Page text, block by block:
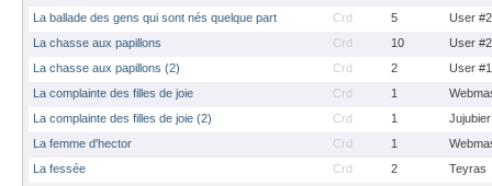
La ballade des gens qui sont nés quelque part
Crd 5
User
La chasse aux papillons
Crd 10
User
La chasse aux papillons (2)
Crd 2
User
La complainte des filles de joie
Crd 1
La complainte des filles de joie (2)
Crd 1
Jujubier
La femme d'hector
Crd 1
La fessée
Crd 2
Teyras